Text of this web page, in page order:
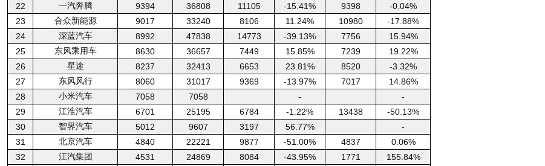
22
一汽奔腾 9394 36808 11105 -15.41% 9398
-0.04%
23
合众新能源 9017 33240 8106 11.24% 10980
-17.88%
24
深蓝汽车 8992 47838 14773 -39.13% 7756
15.94%
25
东风乘用车 8630 36657 7449 15.85% 7239
19.22%
26
星途 8237 32413 6653 23.81% 8520
-3.32%
27
东风风行 8060 31017 9369 -13.97% 7017
14.86%
28
小米汽车 7058 7058 -
-
29
江淮汽车 6701 25195 6784 -1.22% 13438
-50.13%
30
智界汽车 5012 9607 3197 56.77%
-
31
北京汽车 4840 22221 9877 -51.00% 4837
0.06%
32
江汽集团 4531 24869 8084 -43.95% 1771
155.84%